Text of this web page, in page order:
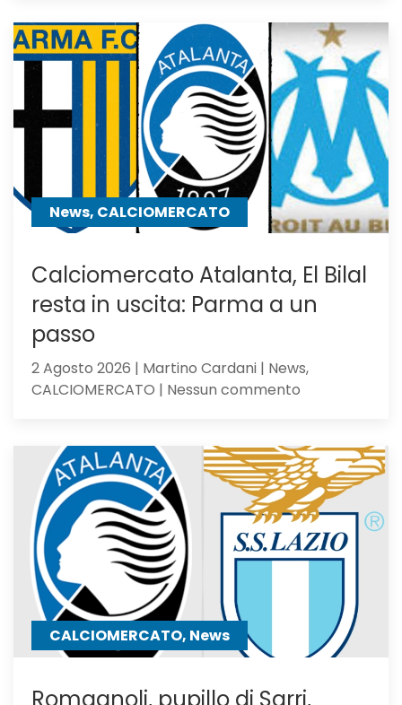
Asllani
dell’Inter
a
centrocampo
News, CALCIOMERCATO
Calciomercato Atalanta, El Bilal
resta in uscita: Parma a un
passo
2 Agosto 2026 | Martino Cardani | News,
CALCIOMERCATO | Nessun commento
El
Bilal
resta
in
uscita:
Parma
passo
CALCIOMERCATO, News
Romagnoli, pupillo di Sarri,